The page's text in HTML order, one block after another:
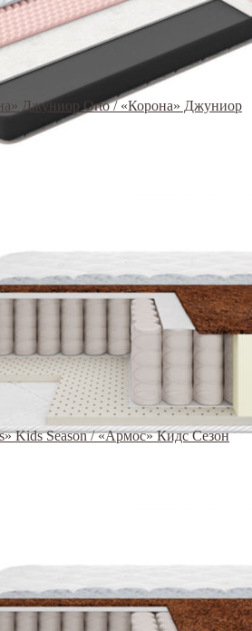
Джуниор Orto / «Корона» Джуниор
Kids Season / «Армос» Кидс Сезон